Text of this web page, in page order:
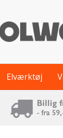
Elværktøj